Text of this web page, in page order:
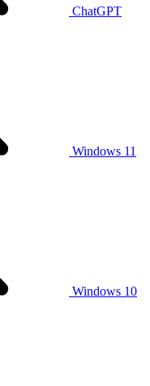
ChatGPT
Windows 11
Windows 10